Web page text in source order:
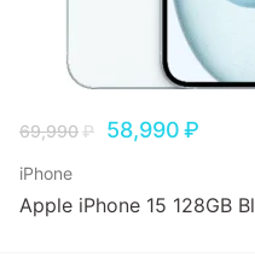
69,990₽ 58,990₽
iPhone
Apple iPhone 15 128GB